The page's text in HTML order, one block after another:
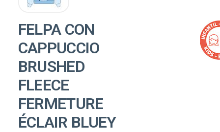
FELPA CON
CAPPUCCIO
BRUSHED
FLEECE
FERMETURE
ÉCLAIR BLUEY